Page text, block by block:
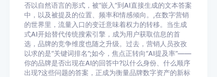
否以自然语言的形式，被“嵌入”到AI直接生成的文本答案
中，以及被提及的位置、频率和情感倾向。,在数字营销
的世界里，流量入口的变迁意味着权力的转移。当生成
式AI开始替代传统搜索引擎，成为用户获取信息的首
选，品牌的竞争维度也随之升级。过去，营销人员孜孜
以求的是“关键词排名”;如今，焦点正转向“AI提及率”——
你的品牌是否出现在AI的回答中?以什么身份、什么顺序
出现?这些问题的答案，正成为衡量品牌数字资产的新标